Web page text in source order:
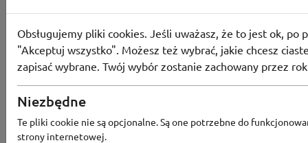
Obsługujemy pliki cookies. Jeśli uważasz, że to jest ok, po
"Akceptuj wszystko". Możesz też wybrać, jakie chcesz
zapisać wybrane. Twój wybór zostanie zachowany przez
Niezbędne
Te pliki cookie nie są opcjonalne. Są one potrzebne do
strony internetowej.